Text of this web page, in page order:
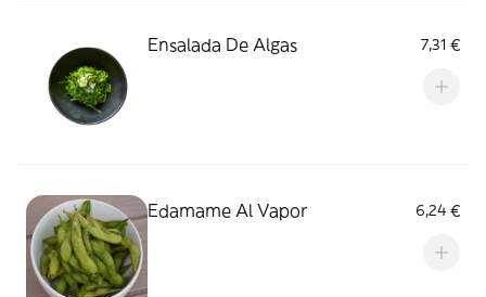
Ensalada De Algas 7,31 €
Edamame Al Vapor 6,24 €